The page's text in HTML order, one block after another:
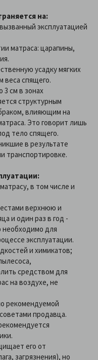
на:
эксплуатацией
матраса: царапины,
усадку мягких
веса спящего.
3 см в зонах
структурным
влияющим на
Это говорит лишь
тело спящего.
в результате
транспортировке.
в том числе и
верхнюю и
и один раз в год -
необходимо для
эксплуатации.
и химикатов;
средством для
на воздухе, не
рекомендуемой
продавца.
его от
загрязнения), но